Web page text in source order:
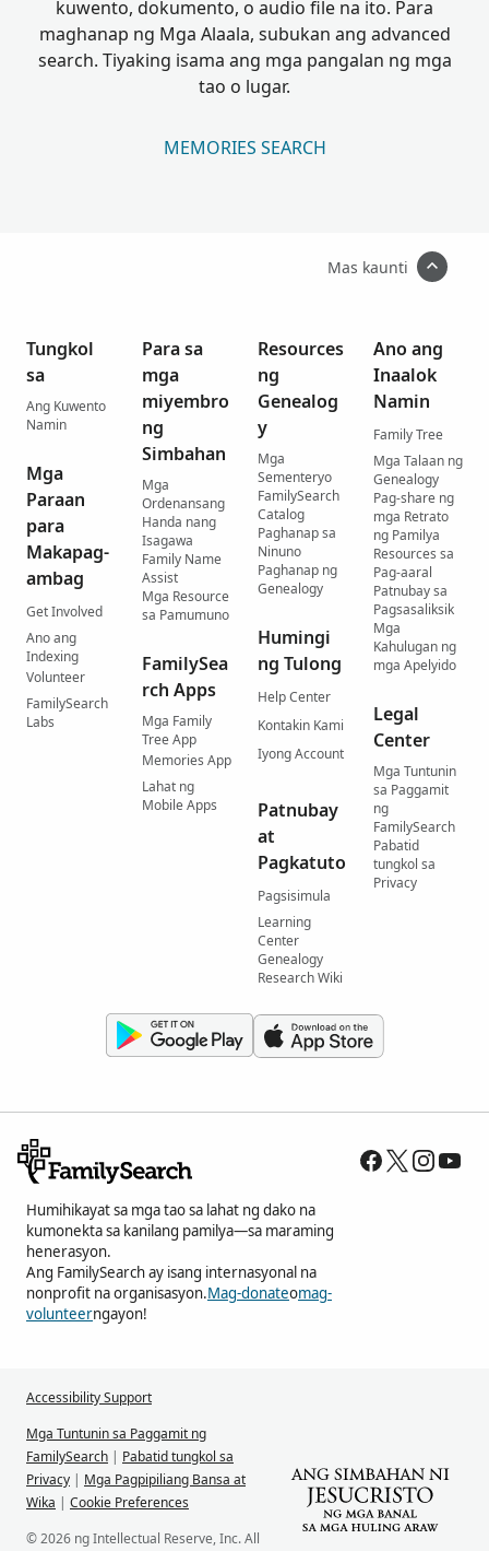
kuwento, dokumento, o audio file na ito. Para
maghanap ng Mga Alaala, subukan ang advanced
search. Tiyaking isama ang mga pangalan ng mga
tao o lugar.
MEMORIES SEARCH
Mas kaunti
Tungkol
sa
Ang Kuwento
Namin
Mga
Paraan
para
Makapag-
ambag
Get Involved
Ano ang
Indexing
Volunteer
FamilySearch
Labs
Para sa
mga
miyembro
ng
Simbahan
Mga
Ordenansang
Handa nang
Isagawa
Family Name
Assist
Mga Resource
sa Pamumuno
FamilySea
rch Apps
Mga Family
Tree App
Memories App
Lahat ng
Mobile Apps
Resources
ng
Genealog
y
Mga
Sementeryo
FamilySearch
Catalog
Paghanap sa
Ninuno
Paghanap ng
Genealogy
Humingi
ng Tulong
Help Center
Kontakin Kami
Iyong Account
Patnubay
at
Pagkatuto
Pagsisimula
Learning
Center
Genealogy
Research Wiki
Ano ang
Inaalok
Namin
Family Tree
Mga Talaan ng
Genealogy
Pag-share ng
mga Retrato
ng Pamilya
Resources sa
Pag-aaral
Patnubay sa
Pagsasaliksik
Mga
Kahulugan ng
mga Apelyido
Legal
Center
Mga Tuntunin
sa Paggamit
ng
FamilySearch
Pabatid
tungkol sa
Privacy
Humihikayat sa mga tao sa lahat ng dako na
kumonekta sa kanilang pamilya—sa maraming
henerasyon.
Ang FamilySearch ay isang internasyonal na
nonprofit na organisasyon.Mag-donateomag-
volunteerngayon!
Accessibility Support
Mga Tuntunin sa Paggamit ng
FamilySearch | Pabatid tungkol sa
Privacy | Mga Pagpipiliang Bansa at
Wika | Cookie Preferences
© 2026 ng Intellectual Reserve, Inc. All